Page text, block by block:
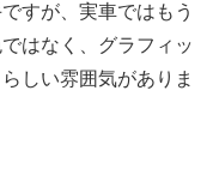
すが、実車ではもう
はなく、グラフィッ
しい雰囲気がありま